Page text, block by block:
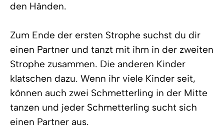
den Händen.
Zum Ende der ersten Strophe suchst du dir
einen Partner und tanzt mit ihm in der zweiten
Strophe zusammen. Die anderen Kinder
klatschen dazu. Wenn ihr viele Kinder seit,
können auch zwei Schmetterling in der Mitte
tanzen und jeder Schmetterling sucht sich
einen Partner aus.